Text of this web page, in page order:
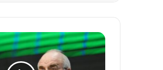
#قاليباف..
يُحذر:
أي